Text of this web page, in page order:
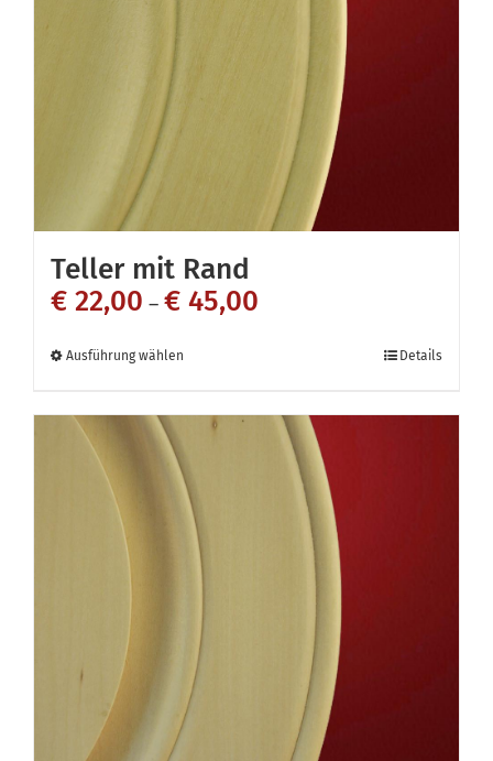
Teller mit Rand
€ 22,00 – € 45,00
Ausführung wählen
weist
Varianten
auf.
Die
können
auf
der
Produktseite
Details